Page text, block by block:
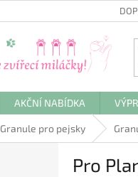
AKČNÍ NABÍDKA
Granule pro pejsky
Pro